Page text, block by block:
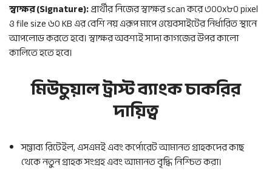
স্বাক্ষর (Signature):প্রার্থীর নিজের স্বাক্ষর scan করে ৩০০x৮০ pixel
ও file size ৬০ KB এর বেশি নয় এরূপ মাপে ওয়েবসাইটের নির্ধারিত স্থানে
আপলোড করতে হবে। স্বাক্ষর অবশ্যই সাদা কাগজের উপর কালো
কালিতে হতে হবে।
মিউচুয়াল ট্রাস্ট ব্যাংক চাকরির
দায়িত্ব
সম্ভাব্য রিটেইল, এসএমই এবং কর্পোরেট আমানত গ্রাহকদের কাছ
থেকে নতুন গ্রাহক সংগ্রহ এবং আমানত বৃদ্ধি নিশ্চিত করা।